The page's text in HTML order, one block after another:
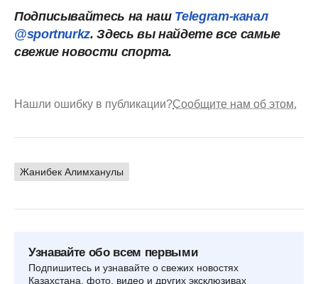
Подписывайтесь на наш Telegram-канал
@sportnurkz. Здесь вы найдете все самые
свежие новости спорта.
Нашли ошибку в публикации?Сообщите нам об этом.
Жанибек Алимханулы
Узнавайте обо всем первыми
Подпишитесь и узнавайте о свежих новостях
Казахстана, фото, видео и других эксклюзивах